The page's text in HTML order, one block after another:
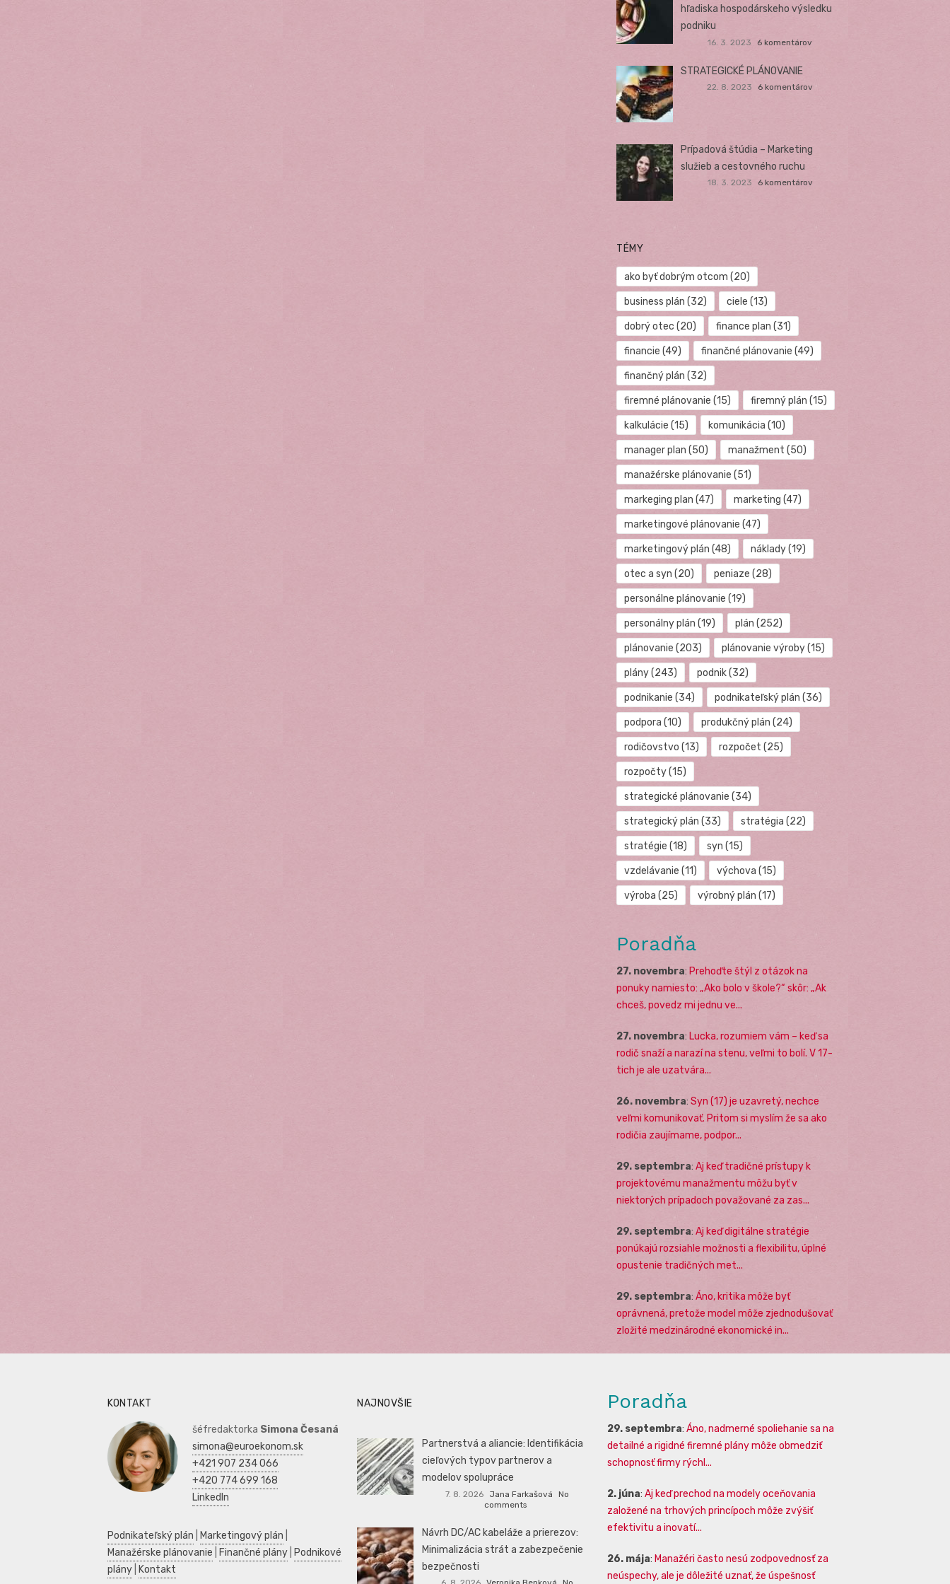
hľadiska hospodárskeho výsledku
podniku
16. 3. 2023 6 komentárov
STRATEGICKÉ PLÁNOVANIE
22. 8. 2023 6 komentárov
Prípadová štúdia – Marketing
služieb a cestovného ruchu
18. 3. 2023 6 komentárov
TÉMY
ako byť dobrým otcom (20)
business plán (32) ciele (13)
dobrý otec (20) finance plan (31)
financie (49) finančné plánovanie (49)
finančný plán (32)
firemné plánovanie (15) firemný plán (15)
kalkulácie (15) komunikácia (10)
manager plan (50) manažment (50)
manažérske plánovanie (51)
markeging plan (47) marketing (47)
marketingové plánovanie (47)
marketingový plán (48) náklady(19)
otec a syn (20) peniaze (28)
personálne plánovanie (19)
personálny plán (19) plán (252)
plánovanie (203) plánovanie výroby(15)
plány(243) podnik(32)
podnikanie (34) podnikateľský plán (36)
podpora (10) produkčný plán (24)
rodičovstvo (13) rozpočet (25)
rozpočty(15)
strategické plánovanie (34)
strategický plán (33) stratégia (22)
stratégie (18) syn (15)
vzdelávanie (11) výchova (15)
výroba (25) výrobný plán (17)
Poradňa
27. novembra: Prehoďte štýl z otázok na
ponuky namiesto: „Ako bolo v škole?“ skôr: „Ak
chceš, povedz mi jednu ve...
27. novembra: Lucka, rozumiem vám – keď sa
rodič snaží a narazí na stenu, veľmi to bolí. V 17-
tich je ale uzatvára...
26. novembra: Syn (17) je uzavretý, nechce
veľmi komunikovať. Pritom si myslím že sa ako
rodičia zaujímame, podpor...
29. septembra: Aj keď tradičné prístupy k
projektovému manažmentu môžu byť v
niektorých prípadoch považované za zas...
29. septembra: Aj keď digitálne stratégie
ponúkajú rozsiahle možnosti a flexibilitu, úplné
opustenie tradičných met...
29. septembra: Áno, kritika môže byť
oprávnená, pretože model môže zjednodušovať
zložité medzinárodné ekonomické in...
KONTAKT
šéfredaktorka Simona Česaná
simona@euroekonom.sk
+421 907 234 066
+420 774 699 168
LinkedIn
Podnikateľský plán Marketingový plán
Manažérske plánovanie
Finančné plány
Podnikové
plány
Kontakt
NAJNOVŠIE
Partnerstvá a aliancie: Identifikácia
cieľových typov partnerov a
modelov spolupráce
7. 8. 2026 Jana Farkašová
No
comments
Návrh DC/AC kabeláže a prierezov:
Minimalizácia strát a zabezpečenie
bezpečnosti
Poradňa
29. septembra: Áno, nadmerné spoliehanie sa na
detailné a rigidné firemné plány môže obmedziť
schopnosť firmy rýchl...
2. júna: Aj keď prechod na modely oceňovania
založené na trhových princípoch môže zvýšiť
efektivitu a inovatí...
26. mája: Manažéri často nesú zodpovednosť za
neúspechy, ale je dôležité uznať, že úspešnosť